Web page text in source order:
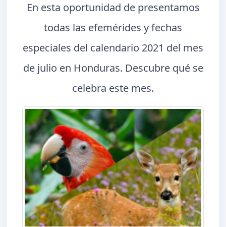
En esta oportunidad de presentamos
todas las efemérides y fechas
especiales del calendario 2021 del mes
de julio en Honduras. Descubre qué se
celebra este mes.